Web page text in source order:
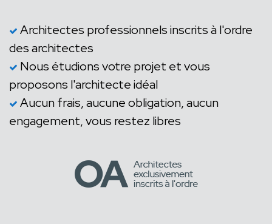
Architectes professionnels inscrits à l'ordre
des architectes
Nous étudions votre projet et vous
proposons l'architecte idéal
Aucun frais, aucune obligation, aucun
engagement, vous restez libres